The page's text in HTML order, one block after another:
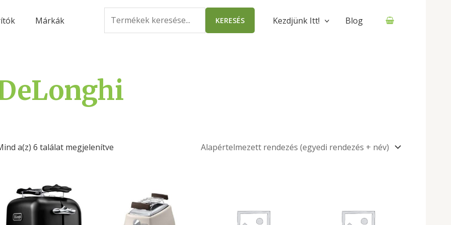
Márkák
for:
KERESÉS Kezdjünk Itt! Blog
a(z) 6 találat megjelenítve